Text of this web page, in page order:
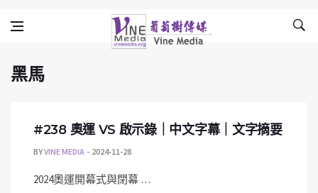
黑馬
Vine Media
葡萄樹傳媒
黑馬
#238 奧運 VS 啟示錄｜中文字幕｜文字摘要
BYVINE MEDIA 2024-11-28
2024奧運開幕式與閉幕 …